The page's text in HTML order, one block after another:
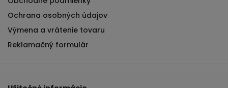
Ochrana osobných údajov
Výmena a vrátenie tovaru
Reklamačný formulár